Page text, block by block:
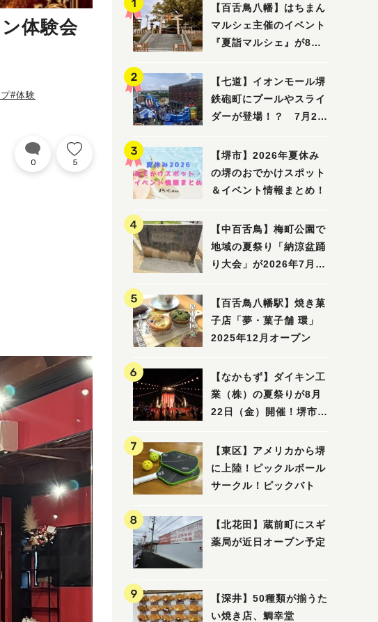
体験会
#体験
0 5
【百舌鳥八幡】はちまん
マルシェ主催のイベント
『夏詣マルシェ』が8月2
【七道】イオンモール堺
鉄砲町にプールやスライ
ダーが登場！？ 7月25
「赤レンガ広場 Kid's
Water PARK 2026」が
開催
【堺市】2026年夏休み
の堺のおでかけスポット
＆イベント情報まとめ！
【中百舌鳥】梅町公園で
地域の夏祭り「納涼盆踊
り大会」が2026年7月26
【百舌鳥八幡駅】焼き菓
子店「夢・菓子舗 環」
2025年12月オープン
【なかもず】ダイキン工
業（株）の夏祭りが8月
22日（金）開催！堺市北
納涼祭
【東区】アメリカから堺
に上陸！ピックルボール
サークル！ピックバト
【北花田】蔵前町にスギ
薬局が近日オープン予定
【深井】50種類が揃うた
い焼き店、鯛幸堂